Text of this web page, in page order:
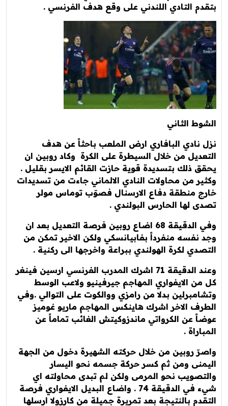
التادي اللندني على وقع هدف الفرنسي .
الثاني
نادي البافاري ارض الملعب باحثاً عن هدف
من خلال السيطرة على الكرة وكاد روبين ان
ذلك بتسديدة قوية حازت القائم الايسر بقليل .
من محاولات النادي الالماني جاءت من تسديدات
منطقة دفاع الارسنال فصوّب توماس مولر
لها الحارس البولندي .
وفي الدقيقة 68 اضاع روبين فرصة التعديل بعد ان
نفسه منفرداً بفابيانسكي ولكن الاخير تمكن من
لكرة الهولندي ببراعة واخرجها الى ركنية .
وعند الدقيقة 71 اشرك المدرب الفرنسي ارسين فينغر
الايفواري المهاجم جيرفينيو ولاعب الوسط
بدلا من رامزي ووالكوت على التوالي .وفي
الاخر اشرك هاينكس المهاجم ماريو غوميز
عن الكرواتي ماندزوكيتش الغائب تماماً عن
.
روبين من خلال حركته الشهيرة دخول من الجهة
ومن ثم كسر حركة جسمه نحو اليسار
نحو المرمى ولكن لم تبدى محاولته اي
شيء في الدقيقة 74 . واضاع البديل الايفواري فرصة
بالنتيجة بعد تمريرة جميلة من كارزولا ارسلها